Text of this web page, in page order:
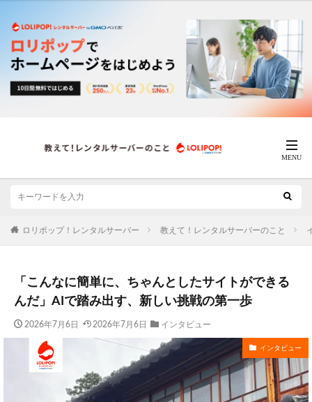
ロリポップ！レンタルサーバー 教えて！レンタルサーバーのこと
「こんなに簡単に、ちゃんとしたサイトができる
んだ」AIで踏み出す、新しい挑戦の第一歩
2026年7月6日 2026年7月6日 インタビュー
インタビュー